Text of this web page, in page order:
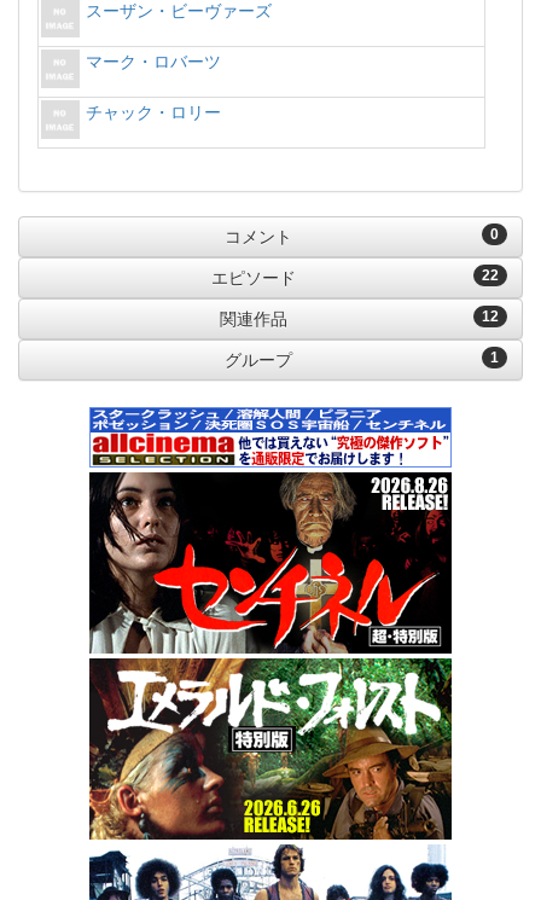
スーザン・ビーヴァーズ
マーク・ロバーツ
チャック・ロリー
0
コメント
22
エピソード
12
関連作品
1
グループ